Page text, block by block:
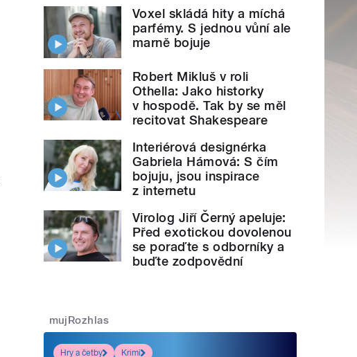
Voxel skládá hity a míchá
parfémy. S jednou vůní ale
marně bojuje
Robert Mikluš v roli
Othella: Jako historky
v hospodě. Tak by se měl
recitovat Shakespeare
Interiérová designérka
Gabriela Hámová: S čím
bojuju, jsou inspirace
z internetu
Virolog Jiří Černý apeluje:
Před exotickou dovolenou
se poraďte s odborníky a
buďte zodpovědní
mujRozhlas
Hry a četby
Krimi